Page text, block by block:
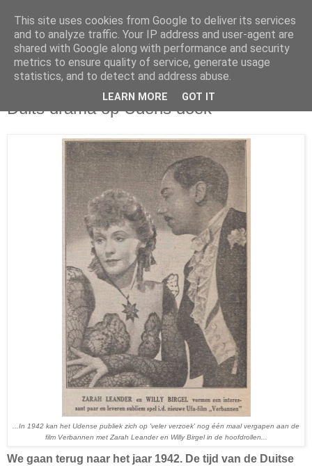
woensdag 8 juni 2016
Duits drama op Udens doek
...In 1942 kan het Udense publiek zich op 'veler verzoek' nog één maal vergapen aan de
film Verbannen met Zarah Leander en Willy Birgel in de hoofdrollen...
We gaan terug naar het jaar 1942. De tijd van de Duitse
This site uses cookies from Google to deliver its services
and to analyze traffic. Your IP address and user-agent are
shared with Google along with performance and security
metrics to ensure quality of service, generate usage
statistics, and to detect and address abuse.
LEARN MORE GOT IT